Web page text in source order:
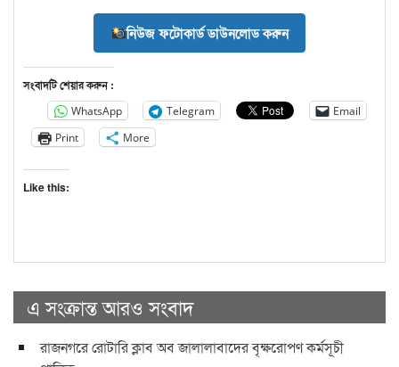
নিউজ ফটোকার্ড ডাউনলোড করুন
সংবাদটি শেয়ার করুন :
WhatsApp Telegram
Email
Print
More
Like this:
এ সংক্রান্ত আরও সংবাদ
রাজনগরে রোটারি ক্লাব অব জালালাবাদের বৃক্ষরোপণ কর্মসূচী